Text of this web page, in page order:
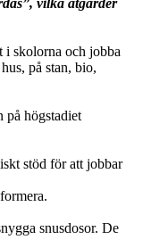
i skolorna och jobba
på stan, bio,
på högstadiet
stöd för att jobbar
snusdosor. De